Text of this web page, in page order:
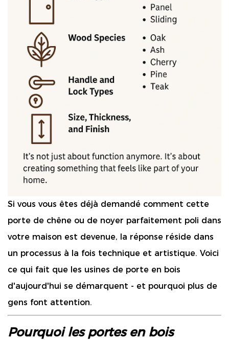
Si vous vous êtes déjà demandé comment cette
porte de chêne ou de noyer parfaitement poli dans
votre maison est devenue, la réponse réside dans
un processus à la fois technique et artistique. Voici
ce qui fait que les usines de porte en bois
d'aujourd'hui se démarquent - et pourquoi plus de
gens font attention.
Pourquoi les portes en bois